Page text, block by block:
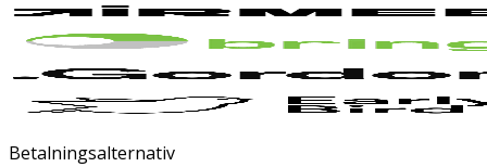
Betalningsalternativ